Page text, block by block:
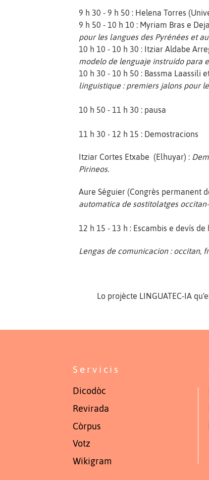
9 h 30 - 9 h 50 : Helena Torres
9 h 50 - 10 h 10 : Myriam Bras e
pour les langues des Pyrénées et
10 h 10 - 10 h 30 : Itziar Aldabe
modelo de lenguaje instruído para
10 h 30 - 10 h 50 : Bassma Laassili
linguistique : premiers jalons pour
10 h 50 - 11 h 30 : pausa
11 h 30 - 12 h 15 : Demostracions
Itziar Cortes Etxabe (Elhuyar) :
Pirineos.
Aure Séguier (Congrès permanent
automatica de sostitolatges
12 h 15 - 13 h : Escambis e devís de
Lengas de comunicacion : occitan,
Lo projècte LINGUATEC-IA
Servicis
Dicodòc
Revirada
Còrpus
Votz
Wikigram